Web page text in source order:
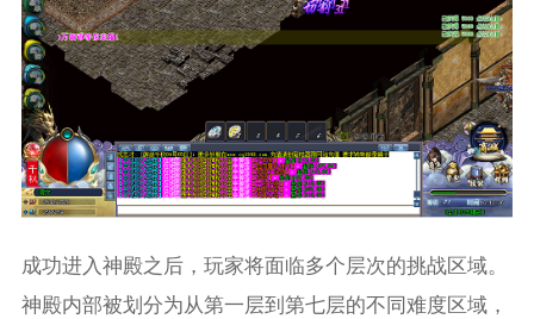
成功进入神殿之后，玩家将面临多个层次的挑战区域。
神殿内部被划分为从第一层到第七层的不同难度区域，